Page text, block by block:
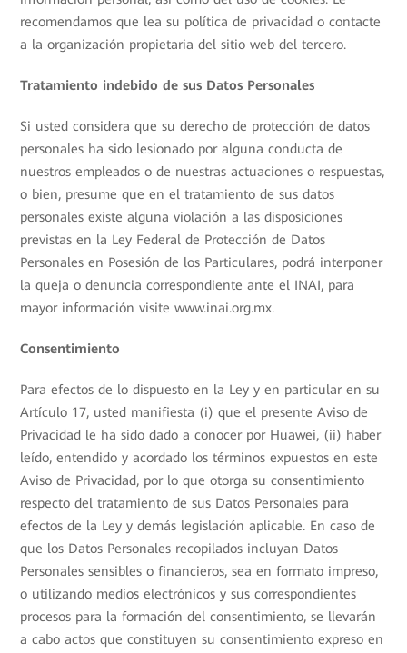
recomendamos que lea su política de privacidad o contacte
a la organización propietaria del sitio web del tercero.
Tratamiento indebido de sus Datos Personales
Si usted considera que su derecho de protección de datos
personales ha sido lesionado por alguna conducta de
nuestros empleados o de nuestras actuaciones o respuestas,
o bien, presume que en el tratamiento de sus datos
personales existe alguna violación a las disposiciones
previstas en la Ley Federal de Protección de Datos
Personales en Posesión de los Particulares, podrá interponer
la queja o denuncia correspondiente ante el INAI, para
mayor información visite www.inai.org.mx.
Consentimiento
Para efectos de lo dispuesto en la Ley y en particular en su
Artículo 17, usted manifiesta (i) que el presente Aviso de
Privacidad le ha sido dado a conocer por Huawei, (ii) haber
leído, entendido y acordado los términos expuestos en este
Aviso de Privacidad, por lo que otorga su consentimiento
respecto del tratamiento de sus Datos Personales para
efectos de la Ley y demás legislación aplicable. En caso de
que los Datos Personales recopilados incluyan Datos
Personales sensibles o financieros, sea en formato impreso,
o utilizando medios electrónicos y sus correspondientes
procesos para la formación del consentimiento, se llevarán
a cabo actos que constituyen su consentimiento expreso en